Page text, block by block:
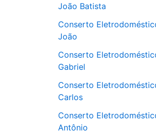
João Batista
Conserto
João
Conserto
Gabriel
Conserto
Carlos
Conserto
Antônio